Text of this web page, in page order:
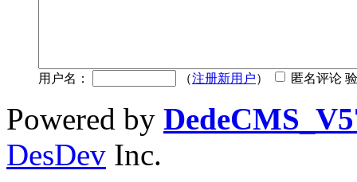
用户名： （注册新用户） 匿名评论
Powered by
DesDev Inc.